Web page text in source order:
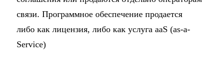
связи. Программное обеспечение продается
либо как лицензия, либо как услуга aaS (as-a-
Service)